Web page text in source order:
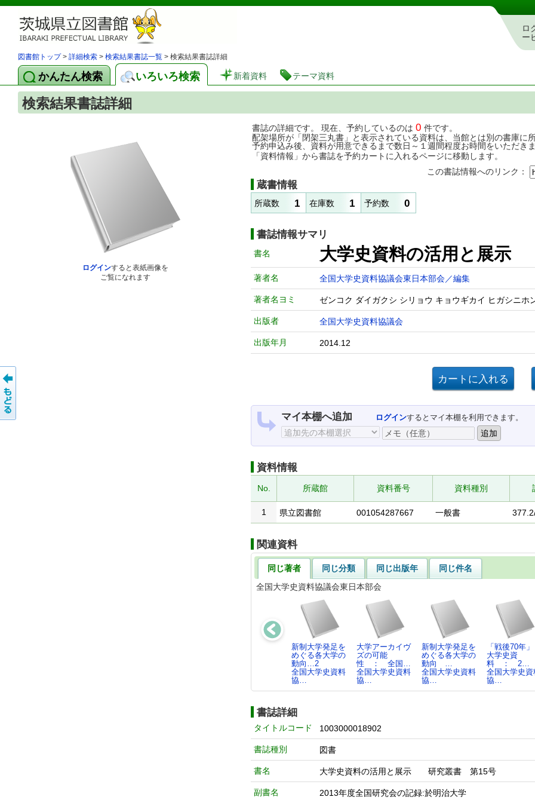
茨城県立図書館 蔵書検索・予約システム
ロ
ー
図書館トップ> 詳細検索 > 検索結果書誌一覧 > 検索結果書誌詳細
かんたん検索 いろいろ検索 新着資料 テーマ資料
検索結果書誌詳細
ログインすると表紙画像を
ご覧になれます
書誌の詳細です。 現在、予約しているのは 0 件です。
配架場所が「閉架三丸書」と表示されている資料は、当館とは別の書庫に
予約申込み後、資料が用意できるまで数日～１週間程度お時間をいただき
「資料情報」から書誌を予約カートに入れるページに移動します。
この書誌情報へのリンク：
蔵書情報
所蔵数 1 在庫数 1 予約数 0
書誌情報サマリ
書名 大学史資料の活用と
著者名 全国大学史資料協議会東日本部会／編集
著者名ヨミ ゼンコク ダイガクシ シリョウ キョウギカイ ヒガシニホ
出版者 全国大学史資料協議会
出版年月 2014.12
マイ本棚へ追加 ログインするとマイ本棚を利用できます。
資料情報
No. 所蔵館 資料番号 資料種別
1 県立図書館 001054287667 一般書
関連資料
同じ著者 同じ分類 同じ出版年
同じ件名
全国大学史資料協議会東日本部会
新制大学発足を
めぐる各大学の
動向…2
全国大学史資料
協…
大学アーカイヴ
ズの可能
性 ： 全国…
全国大学史資料
協…
新制大学発足を
めぐる各大学の
動向 …
全国大学史資料
協…
「戦後70年
大学史資
料 ： 2…
全国大学史資
協…
書誌詳細
タイトルコード 1003000018902
書誌種別 図書
書名 大学史資料の活用と展示 研究叢書 第15号
副書名 2013年度全国研究会の記録:於明治大学